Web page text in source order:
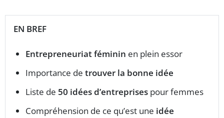
EN BREF
Entrepreneuriat féminin en plein essor
Importance de trouver la bonne idée
Liste de 50 idées d’entreprises pour femmes
Compréhension de ce qu’est une idée